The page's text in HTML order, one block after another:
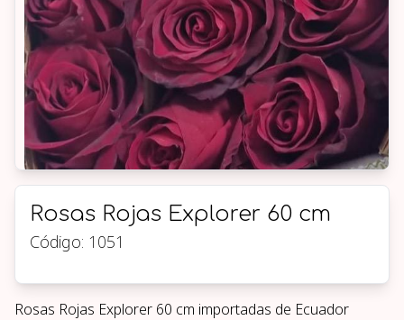
Rosas Rojas Explorer 60 cm
Código: 1051
Rosas Rojas Explorer 60 cm importadas de Ecuador